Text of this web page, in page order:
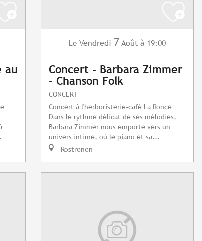
au
Le Vendredi 7 Août à 19:00
Concert - Barbara Zimmer
- Chanson Folk
CONCERT
Concert à l'herboristerie-café La Ronce
Dans le rythme délicat de ses mélodies,
Barbara Zimmer nous emporte vers un
univers intime, où le piano et sa...
Rostrenen